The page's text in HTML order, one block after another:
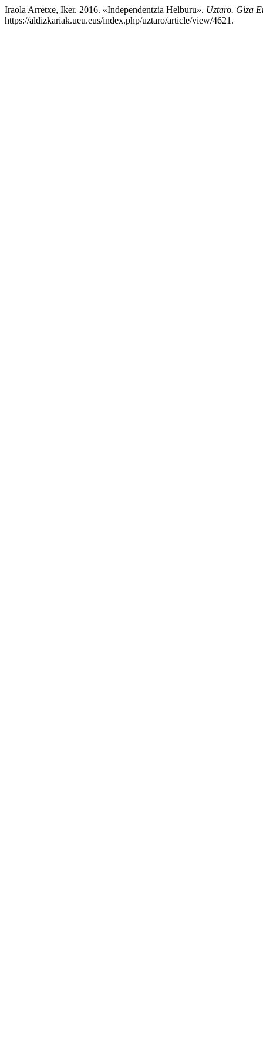
Iraola Arretxe, Iker. 2016. «Independentzia Helburu». Uztaro. Giza
https://aldizkariak.ueu.eus/index.php/uztaro/article/view/4621.